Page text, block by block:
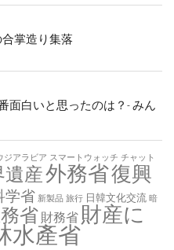
掌造り集落
番面白いと思ったのは？- みん
ジアラビア スマートウォッチ チャット
遺産外務省復興
学省 新製品 旅行 日韓文化交流 暗
省 財務省 財産に
水產省